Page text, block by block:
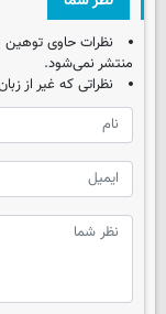
نظرات حاوی
منتشر نمی‌شود.
نظراتی که غیر از